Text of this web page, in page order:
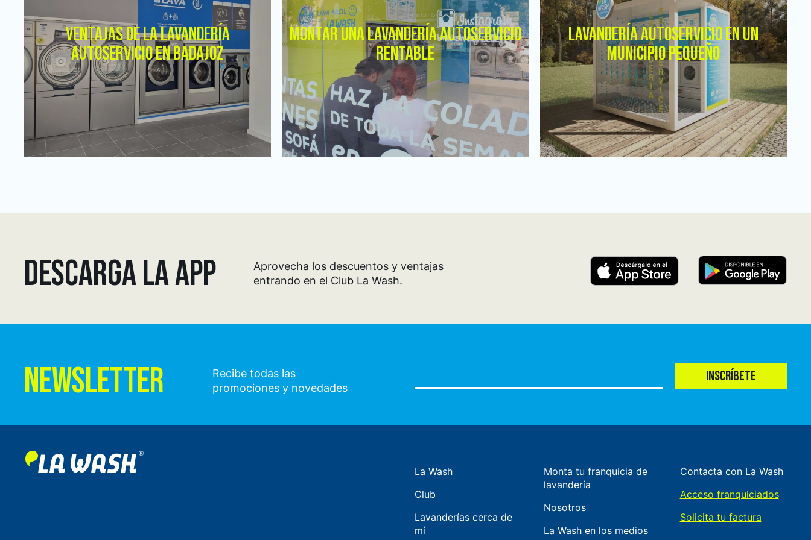
VENTAJAS DE LA LAVANDERÍA
AUTOSERVICIO EN BADAJOZ
MONTAR UNA LAVANDERÍA AUTOSERVICIO
RENTABLE
LAVANDERÍA AUTOSERVICIO EN UN
MUNICIPIO PEQUEÑO
DESCARGA LA APP
Aprovecha los descuentos y ventajas
entrando en el Club La Wash.
NEWSLETTER
Recibe todas las
promociones y novedades
INSCRÍBETE
La Wash
Club
Lavanderías cerca de
mí
Monta tu franquicia de
lavandería
Nosotros
La Wash en los medios
Contacta con La Wash
Acceso franquiciados
Solicita tu factura